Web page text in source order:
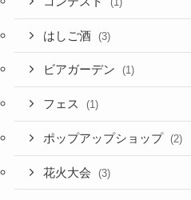
はしご酒 (3)
ビアガーデン (1)
フェス (1)
ポップアップショップ (2)
花火大会 (3)